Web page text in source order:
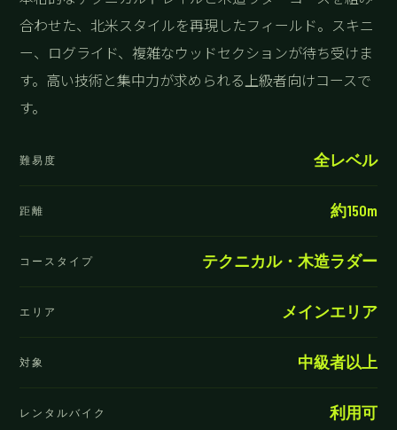
合わせた、北米スタイルを再現したフィールド。スキニ
ー、ログライド、複雑なウッドセクションが待ち受けま
す。高い技術と集中力が求められる上級者向けコースで
す。
難易度 全レベル
距離 約150m
コースタイプ テクニカル・木造ラダー
エリア メインエリア
対象 中級者以上
レンタルバイク 利用可